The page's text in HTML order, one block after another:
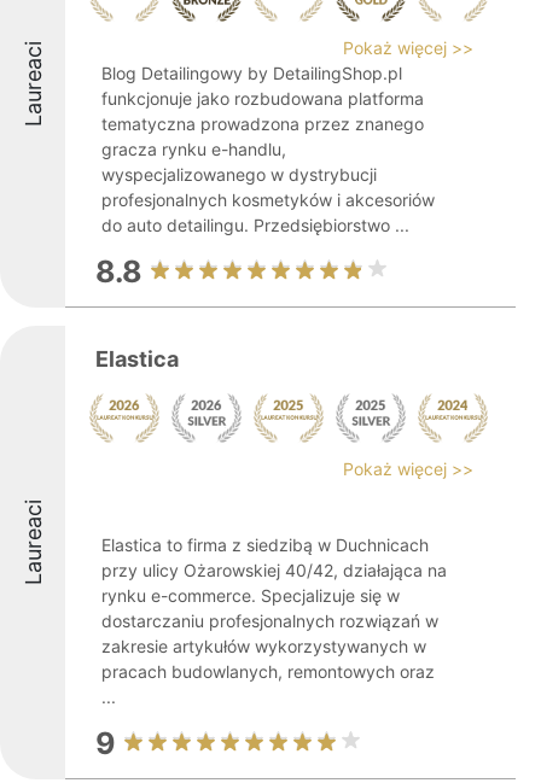
Laureaci
Pokaż więcej >>
Blog Detailingowy by DetailingShop.pl
funkcjonuje jako rozbudowana platforma
tematyczna prowadzona przez znanego
gracza rynku e-handlu,
wyspecjalizowanego w dystrybucji
profesjonalnych kosmetyków i akcesoriów
do auto detailingu. Przedsiębiorstwo ...
8.8
Laureaci
Elastica
Pokaż więcej >>
Elastica to firma z siedzibą w Duchnicach
przy ulicy Ożarowskiej 40/42, działająca na
rynku e-commerce. Specjalizuje się w
dostarczaniu profesjonalnych rozwiązań w
zakresie artykułów wykorzystywanych w
pracach budowlanych, remontowych oraz
...
9